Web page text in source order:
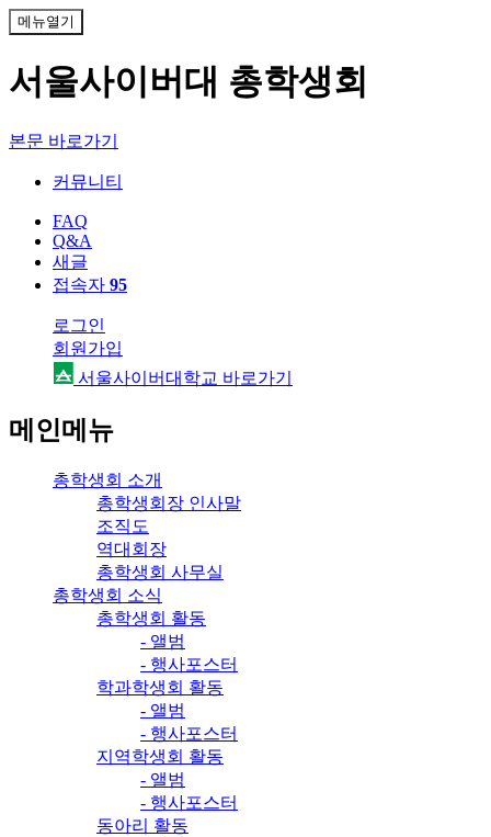
메뉴열기
서울사이버대 총학생회
본문 바로가기
커뮤니티
FAQ
Q&A
새글
접속자 95
로그인
회원가입
서울사이버대학교 바로가기
메인메뉴
총학생회 소개
총학생회장 인사말
조직도
역대회장
총학생회 사무실
총학생회 소식
총학생회 활동
- 앨범
- 행사포스터
학과학생회 활동
- 앨범
- 행사포스터
지역학생회 활동
- 앨범
- 행사포스터
동아리 활동